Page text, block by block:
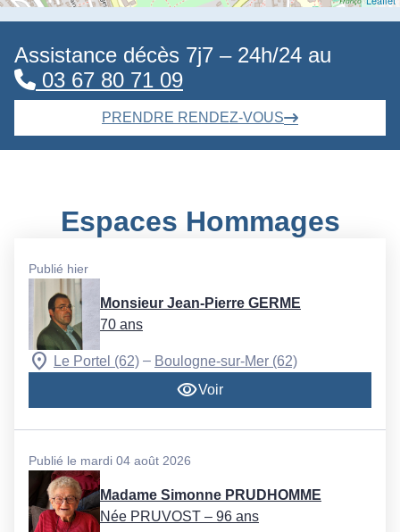
Assistance décès 7j7 – 24h/24 au
03 67 80 71 09
PRENDRE RENDEZ-VOUS
Espaces Hommages
Publié hier
Monsieur Jean-Pierre GERME
70 ans
Le Portel (62) – Boulogne-sur-Mer (62)
Voir
Publié le mardi 04 août 2026
Madame Simonne PRUDHOMME
Née PRUVOST – 96 ans